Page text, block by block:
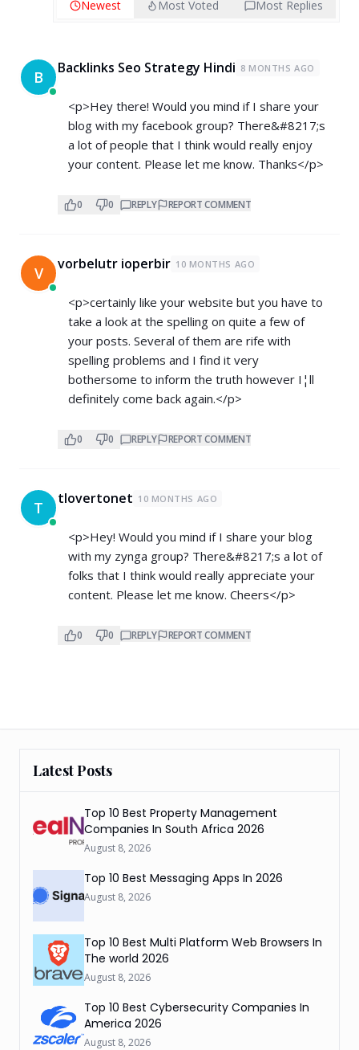
Newest Most Voted Most Replies
B Backlinks Seo Strategy Hindi 8 MONTHS AGO
<p>Hey there! Would you mind if I share your
blog with my facebook group? There&#8217;s
a lot of people that I think would really enjoy
your content. Please let me know. Thanks</p>
0 0 REPLY REPORT COMMENT
V vorbelutr ioperbir 10 MONTHS AGO
<p>certainly like your website but you have to
take a look at the spelling on quite a few of
your posts. Several of them are rife with
spelling problems and I find it very
bothersome to inform the truth however I¦ll
definitely come back again.</p>
0 0 REPLY REPORT COMMENT
T tlovertonet 10 MONTHS AGO
<p>Hey! Would you mind if I share your blog
with my zynga group? There&#8217;s a lot of
folks that I think would really appreciate your
content. Please let me know. Cheers</p>
0 0 REPLY REPORT COMMENT
Latest Posts
Top 10 Best Property Management
Companies In South Africa 2026
August 8, 2026
Top 10 Best Messaging Apps In 2026
August 8, 2026
Top 10 Best Multi Platform Web Browsers In
The world 2026
August 8, 2026
Top 10 Best Cybersecurity Companies In
America 2026
August 8, 2026